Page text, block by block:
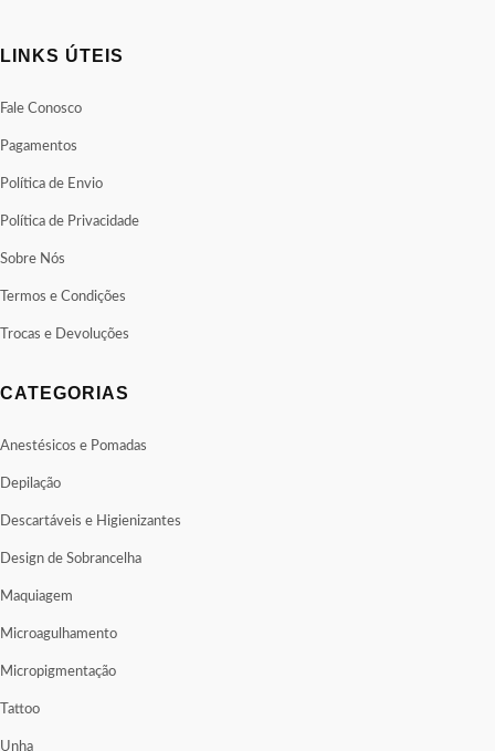
LINKS ÚTEIS
Fale Conosco
Pagamentos
Política de Envio
Política de Privacidade
Sobre Nós
Termos e Condições
Trocas e Devoluções
CATEGORIAS
Anestésicos e Pomadas
Depilação
Descartáveis e Higienizantes
Design de Sobrancelha
Maquiagem
Microagulhamento
Micropigmentação
Tattoo
Unha